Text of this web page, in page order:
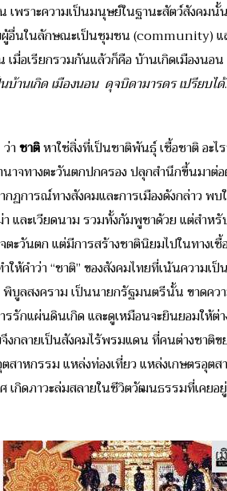
เพราะความเป็นมนุษย์ในฐานะสัตว์สังค
นในลักษณะเป็นชุมชน (community)
มื่อเรียกรวมกันแล้วก็คือ บ้านเกิดเมืองน
บ้านเกิด เมืองนอน ดุจบิดามารดร เปรียบได้
าชาติหาใช่สิ่งที่เป็นชาติพันธุ์ เชื้อชาติ อะ
จทางตะวันตกปกครอง ปลุกสำนึกขึ้นมาต่
กฏการณ์ทางสังคมและการเมืองดังกล่าว
และเวียดนาม รวมทั้งกัมพูชาด้วย แต่สำหรั
ตะวันตก แต่มีการสร้างชาตินิยมไปในทาง
คำว่า “ชาติ” ของสังคมไทยที่เน้นความเ
ลสงคราม เป็นนายกรัฐมนตรีนั้น ขาดคว
กแผ่นดินเกิด และดูเหมือนจะยินยอมให้ต่
กลายเป็นสังคมไร้พรมแดน ที่คนต่างชาติ
สาหกรรม แหล่งท่องเที่ยว แหล่งเกษตรอุ
เกิดภาวะล่มสลายในชีวิตวัฒนธรรมที่เคย